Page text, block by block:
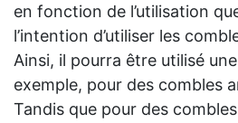
en fonction de l’utilisation
l’intention d’utiliser les
Ainsi, il pourra être utilisé
exemple, pour des combles
Tandis que pour des